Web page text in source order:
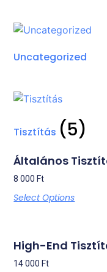
Uncategorized
Tisztítás (5)
Általános
8 000 Ft
Select Options
High-End
14 000 Ft